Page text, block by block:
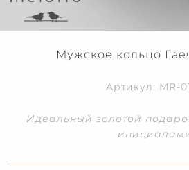
Мужское кольцо
Артикул: MR-
Идеальный золотой